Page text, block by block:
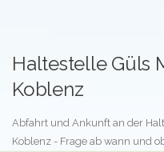
Haltestelle Güls
Koblenz
Abfahrt und Ankunft an der
Koblenz - Frage ab wann und